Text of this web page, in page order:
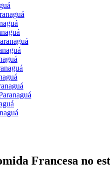
Francesa no